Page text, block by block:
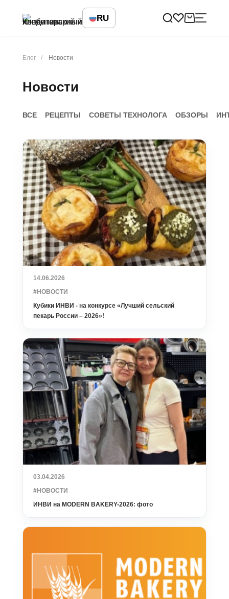
RU
Блог Новости
Новости
ВСЕ РЕЦЕПТЫ СОВЕТЫ ТЕХНОЛОГА ОБЗОРЫ
14.06.2026
#НОВОСТИ
Кубики ИНВИ - на конкурсе «Лучший сельский
пекарь России – 2026»!
03.04.2026
#НОВОСТИ
ИНВИ на MODERN BAKERY-2026: фото